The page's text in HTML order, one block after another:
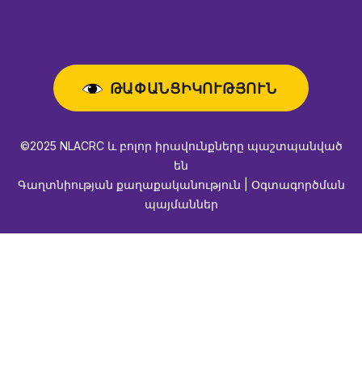
ԹԱՓԱՆՑԻԿՈՒԹՅՈՒՆ
©2025 NLACRC և բոլոր իրավունքները պաշտպանված
են
Գաղտնիության քաղաքականություն | Օգտագործման
պայմաններ